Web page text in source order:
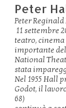
Peter
PeterReginald
11 settembre
teatro, cinema
importante del
National
stata
Nel 1955 Hall
Godot, il
68)